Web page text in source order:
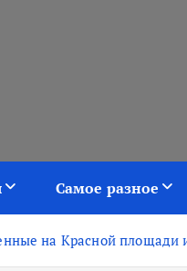
Самое разное
на Красной площади